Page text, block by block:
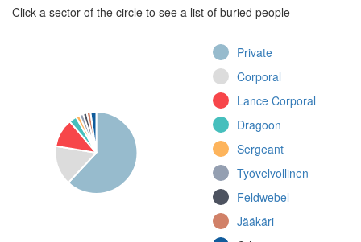
113, esikunta
(Continuation War)
Jääkäripataljoona 3,
Kranaatinheitinjoukkue
(Continuation War)
Uudenmaan
Rakuunarykmentti, 2.
eskadroona (Continuation
War)
Jääkäripataljoona 2
Click a sector of the circle to see a list of buried people
Private
Corporal
Lance Corporal
Dragoon
Sergeant
Työvelvollinen
Feldwebel
Jääkäri